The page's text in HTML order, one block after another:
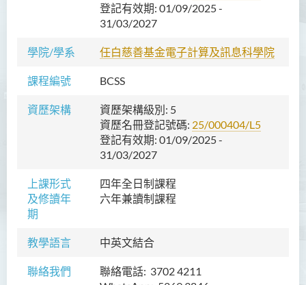
登記有效期: 01/09/2025 -
31/03/2027
學院/學系 任白慈善基金電子計算及訊息科學院
課程編號 BCSS
資歷架構 資歷架構級別: 5
資歷名冊登記號碼: 25/000404/L5
登記有效期: 01/09/2025 -
31/03/2027
上課形式
及修讀年
期
四年全日制課程
六年兼讀制課程
教學語言 中英文結合
聯絡我們
聯絡電話: 3702 4211
工商管理(榮譽)酒店及旅遊
課程目標
課程特色
就業前景
入學要求
課程結構